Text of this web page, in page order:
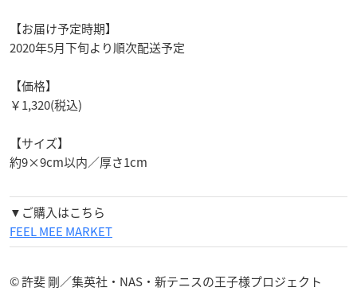
【お届け予定時期】
2020年5月下旬より順次配送予定
【価格】
￥1,320(税込)
【サイズ】
約9×9cm以内／厚さ1cm
▼ご購入はこちら
FEEL MEE MARKET
© 許斐 剛／集英社・NAS・新テニスの王子様プロジェクト